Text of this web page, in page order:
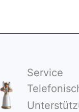
Service